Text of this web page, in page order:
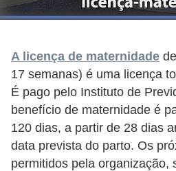
A licença de maternidade
17 semanas) é uma licença
É pago pelo Instituto de
benefício de maternidade é
120 dias, a partir de 28 dias
data prevista do parto. Os
permitidos pela organização,